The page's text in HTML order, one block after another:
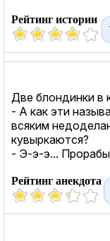
Рейтинг истории
Две блондинки в
- А как эти
всяким
кувыркаются?
- Э-э-э...
Рейтинг анекдота